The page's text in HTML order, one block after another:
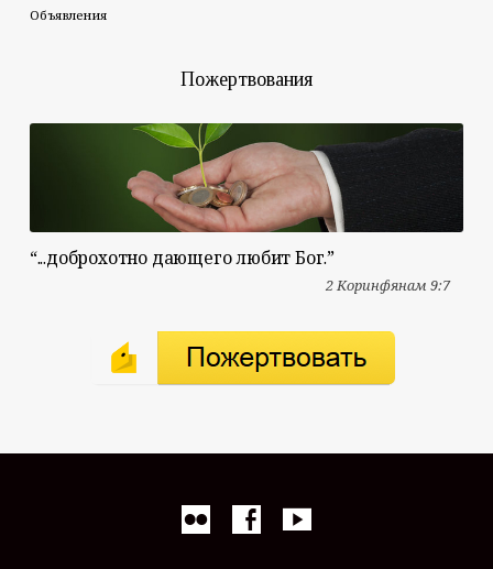
Объявления
Пожертвования
“...доброхотно дающего любит Бог.”
2 Коринфянам 9:7